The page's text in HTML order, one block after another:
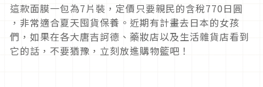
這款面膜一包為7片裝，定價只要親民的含稅770日圓
，非常適合夏天囤貨保養。近期有計畫去日本的女孩
們，如果在各大唐吉訶德、藥妝店以及生活雜貨店看到
它的話，不要猶豫，立刻放進購物籃吧！